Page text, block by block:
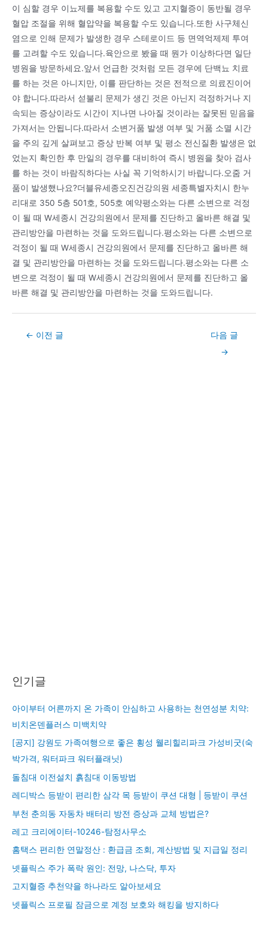
이 심할 경우 이뇨제를 복용할 수도 있고 고지혈증이 동반될 경우
혈압 조절을 위해 혈압약을 복용할 수도 있습니다.또한 사구체신
염으로 인해 문제가 발생한 경우 스테로이드 등 면역억제제 투여
를 고려할 수도 있습니다.육안으로 봤을 때 뭔가 이상하다면 일단
병원을 방문하세요.앞서 언급한 것처럼 모든 경우에 단백뇨 치료
를 하는 것은 아니지만, 이를 판단하는 것은 전적으로 의료진이어
야 합니다.따라서 섣불리 문제가 생긴 것은 아닌지 걱정하거나 지
속되는 증상이라도 시간이 지나면 나아질 것이라는 잘못된 믿음을
가져서는 안됩니다.따라서 소변거품 발생 여부 및 거품 소멸 시간
을 주의 깊게 살펴보고 증상 반복 여부 및 평소 전신질환 발생은 없
었는지 확인한 후 만일의 경우를 대비하여 즉시 병원을 찾아 검사
를 하는 것이 바람직하다는 사실 꼭 기억하시기 바랍니다.오줌 거
품이 발생했나요?더블유세종오진건강의원 세종특별자치시 한누
리대로 350 5층 501호, 505호 예약평소와는 다른 소변으로 걱정
이 될 때 W세종시 건강의원에서 문제를 진단하고 올바른 해결 및
관리방안을 마련하는 것을 도와드립니다.평소와는 다른 소변으로
걱정이 될 때 W세종시 건강의원에서 문제를 진단하고 올바른 해
결 및 관리방안을 마련하는 것을 도와드립니다.평소와는 다른 소
변으로 걱정이 될 때 W세종시 건강의원에서 문제를 진단하고 올
바른 해결 및 관리방안을 마련하는 것을 도와드립니다.
Post← 이전 글
다음 글
→
인기글
아이부터 어른까지 온 가족이 안심하고 사용하는 천연성분 치약:
비치온덴플러스 미백치약
[공지] 강원도 가족여행으로 좋은 횡성 웰리힐리파크 가성비굿(숙
박가격, 워터파크 워터플래닛)
돌침대 이전설치 흙침대 이동방법
레디박스 등받이 편리한 삼각 목 등받이 쿠션 대형 | 등받이 쿠션
부천 춘의동 자동차 배터리 방전 증상과 교체 방법은?
레고 크리에이터-10246-탐정사무소
홈택스 편리한 연말정산 : 환급금 조회, 계산방법 및 지급일 정리
넷플릭스 주가 폭락 원인: 전망, 나스닥, 투자
고지혈증 추천약을 하나라도 알아보세요
넷플릭스 프로필 잠금으로 계정 보호와 해킹을 방지하다